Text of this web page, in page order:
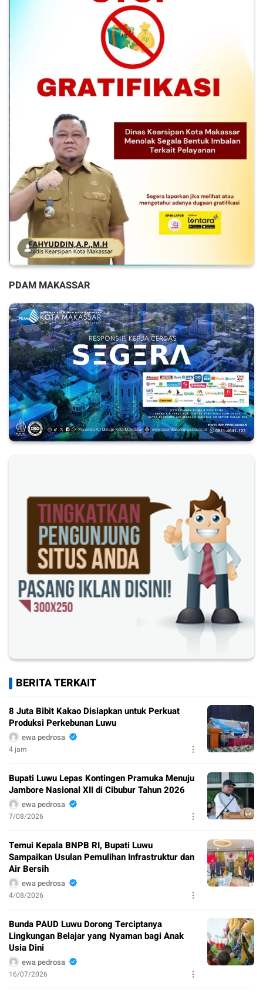
PDAM MAKASSAR
BERITA TERKAIT
8 Juta Bibit Kakao Disiapkan untuk Perkuat
Produksi Perkebunan Luwu
ewa pedrosa
4 jam
Bupati Luwu Lepas Kontingen Pramuka Menuju
Jambore Nasional XII di Cibubur Tahun 2026
ewa pedrosa
7/08/2026
Temui Kepala BNPB RI, Bupati Luwu
Sampaikan Usulan Pemulihan Infrastruktur dan
Air Bersih
ewa pedrosa
4/08/2026
Bunda PAUD Luwu Dorong Terciptanya
Lingkungan Belajar yang Nyaman bagi Anak
Usia Dini
ewa pedrosa
16/07/2026